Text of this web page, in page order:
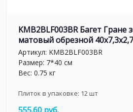
KMB2BLF003BR Багет Гране
матовый обрезной
Артикул: KMB2BLF003BR
Размер: 7*40 см
Вес: 0.75 кг
Плиток в упаковке: 12шт